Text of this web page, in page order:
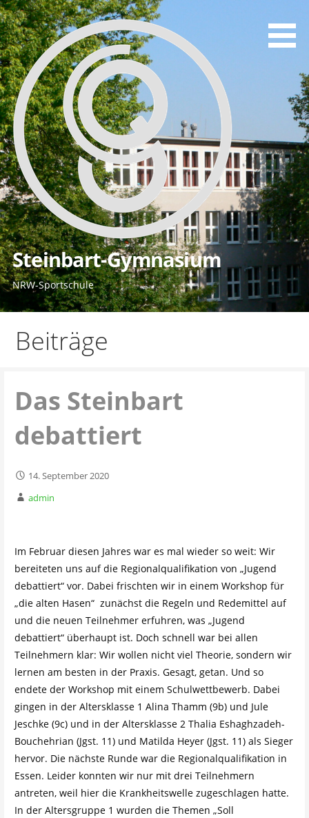
Zum
Inhalt
springen
Steinbart-Gymnasium
NRW-Sportschule
Beiträge
Das Steinbart
debattiert
14. September 2020
admin
Im Februar diesen Jahres war es mal wieder so weit: Wir
bereiteten uns auf die Regionalqualifikation von „Jugend
debattiert“ vor. Dabei frischten wir in einem Workshop für
„die alten Hasen“ zunächst die Regeln und Redemittel auf
und die neuen Teilnehmer erfuhren, was „Jugend
debattiert“ überhaupt ist. Doch schnell war bei allen
Teilnehmern klar: Wir wollen nicht viel Theorie, sondern wir
lernen am besten in der Praxis. Gesagt, getan. Und so
endete der Workshop mit einem Schulwettbewerb. Dabei
gingen in der Altersklasse 1 Alina Thamm (9b) und Jule
Jeschke (9c) und in der Altersklasse 2 Thalia Eshaghzadeh-
Bouchehrian (Jgst. 11) und Matilda Heyer (Jgst. 11) als Sieger
hervor. Die nächste Runde war die Regionalqualifikation in
Essen. Leider konnten wir nur mit drei Teilnehmern
antreten, weil hier die Krankheitswelle zugeschlagen hatte.
In der Altersgruppe 1 wurden die Themen „Soll